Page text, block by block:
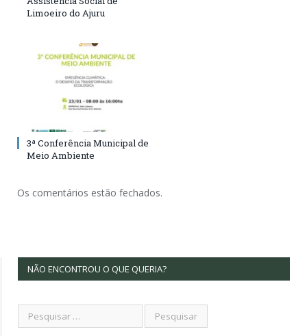
Limoeiro do Ajuru
3ª Conferência Municipal de
Meio Ambiente
Os comentários estão fechados.
NÃO ENCONTROU O QUE QUERIA?